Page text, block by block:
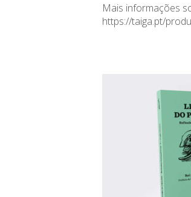
Mais informações
https://taiga.pt/